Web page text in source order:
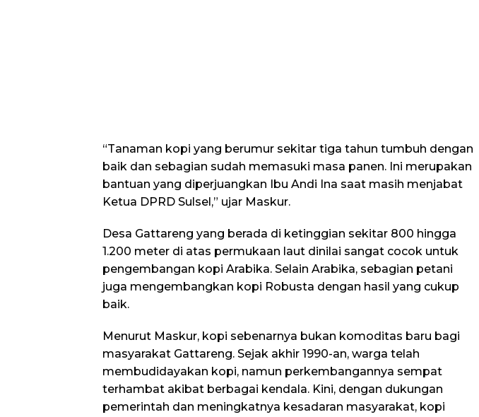
“Tanaman kopi yang berumur sekitar tiga tahun tumbuh dengan
baik dan sebagian sudah memasuki masa panen. Ini merupakan
bantuan yang diperjuangkan Ibu Andi Ina saat masih menjabat
Ketua DPRD Sulsel,” ujar Maskur.
Desa Gattareng yang berada di ketinggian sekitar 800 hingga
1.200 meter di atas permukaan laut dinilai sangat cocok untuk
pengembangan kopi Arabika. Selain Arabika, sebagian petani
juga mengembangkan kopi Robusta dengan hasil yang cukup
baik.
Menurut Maskur, kopi sebenarnya bukan komoditas baru bagi
masyarakat Gattareng. Sejak akhir 1990-an, warga telah
membudidayakan kopi, namun perkembangannya sempat
terhambat akibat berbagai kendala. Kini, dengan dukungan
pemerintah dan meningkatnya kesadaran masyarakat, kopi